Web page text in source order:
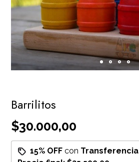
Barrilitos
$30.000,00
15% OFF con Transferencia